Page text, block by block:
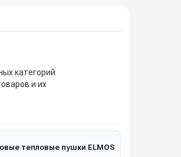
категорий
и их
тепловые пушки ELMOS